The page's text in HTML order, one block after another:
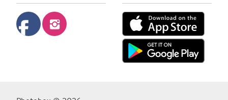
facebook instagram